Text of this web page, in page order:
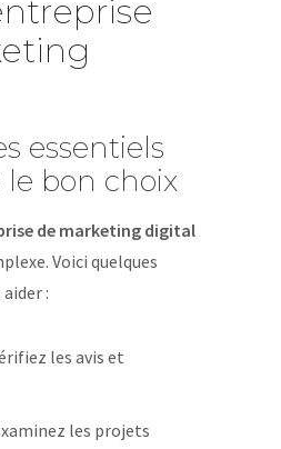
essentiels
le bon choix
de marketing digital
Voici quelques
:
les avis et
les projets